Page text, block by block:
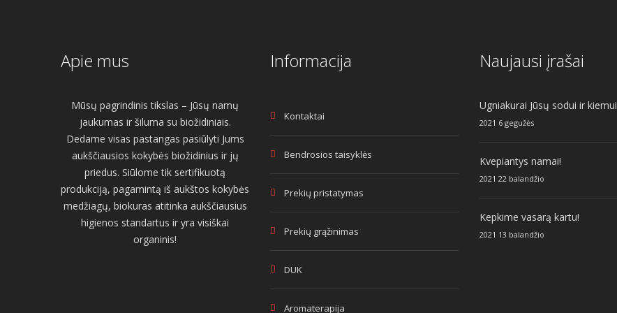
Apie mus
Mūsų pagrindinis tikslas – Jūsų namų
jaukumas ir šiluma su biožidiniais.
Dedame visas pastangas pasiūlyti Jums
aukščiausios kokybės biožidinius ir jų
priedus. Siūlome tik sertifikuotą
produkciją, pagamintą iš aukštos kokybės
medžiagų, biokuras atitinka aukščiausius
higienos standartus ir yra visiškai
organinis!
Informacija
Kontaktai
Bendrosios taisyklės
Prekių pristatymas
Prekių grąžinimas
DUK
Aromaterapija
Naujausi įrašai
Ugniakurai Jūsų sodui ir kiemui
2021 6 gegužės
Kvepiantys namai!
2021 22 balandžio
Kepkime vasarą kartu!
2021 13 balandžio